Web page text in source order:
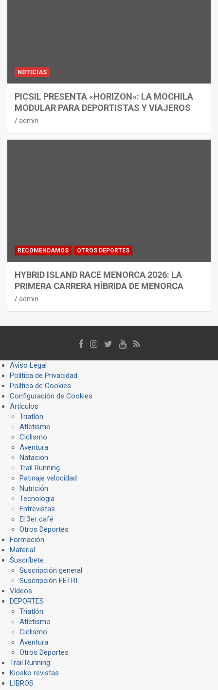
NOTICIAS
PICSIL PRESENTA «HORIZON»: LA MOCHILA
MODULAR PARA DEPORTISTAS Y VIAJEROS
admin
RECOMENDAMOS OTROS DEPORTES
HYBRID ISLAND RACE MENORCA 2026: LA
PRIMERA CARRERA HÍBRIDA DE MENORCA
admin
Aviso Legal
Política de Privacidad
Política de Cookies
Configuración de Cookies
Artículos
Triatlón
Atletismo
Ciclismo
Aventura
Natación
Trail Running
Patinaje velocidad
Nutrición
Tecnología
Entrevistas
El 3er café
Otros Deportes
Formación
Material
Suscríbete
Suscripción general
Suscripción FETRI
Vídeos
DEPORTES
Triatlón
Atletismo
Ciclismo
Aventura
Otros Deportes
Trail Running
Kiosko revistas
LIBROS